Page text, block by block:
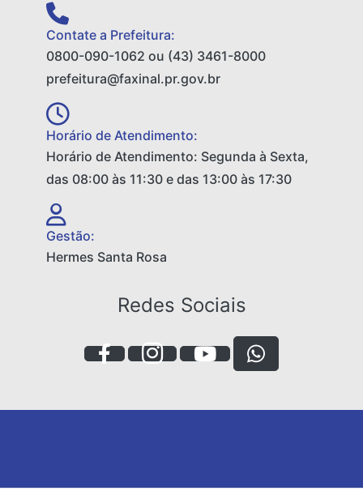
Contate a Prefeitura:
0800-090-1062 ou (43) 3461-8000
prefeitura@faxinal.pr.gov.br
Horário de Atendimento:
Horário de Atendimento: Segunda à Sexta,
das 08:00 às 11:30 e das 13:00 às 17:30
Gestão:
Hermes Santa Rosa
Redes Sociais